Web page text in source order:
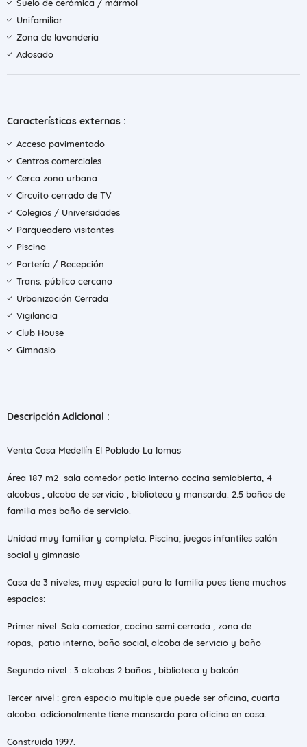
Suelo de cerámica / mármol
Unifamiliar
Zona de lavandería
Adosado
Características externas :
Acceso pavimentado
Centros comerciales
Cerca zona urbana
Circuito cerrado de TV
Colegios / Universidades
Parqueadero visitantes
Piscina
Portería / Recepción
Trans. público cercano
Urbanización Cerrada
Vigilancia
Club House
Gimnasio
Descripción Adicional :
Venta Casa Medellín El Poblado La lomas
Área 187 m2 sala comedor patio interno cocina semiabierta, 4
alcobas , alcoba de servicio , biblioteca y mansarda. 2.5 baños de
familia mas baño de servicio.
Unidad muy familiar y completa. Piscina, juegos infantiles salón
social y gimnasio
Casa de 3 niveles, muy especial para la familia pues tiene muchos
espacios:
Primer nivel :Sala comedor, cocina semi cerrada , zona de
ropas, patio interno, baño social, alcoba de servicio y baño
Segundo nivel : 3 alcobas 2 baños , biblioteca y balcón
Tercer nivel : gran espacio multiple que puede ser oficina, cuarta
alcoba. adicionalmente tiene mansarda para oficina en casa.
Construida 1997.